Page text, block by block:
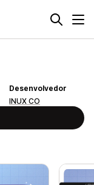
Desenvolvedor
INUX CO